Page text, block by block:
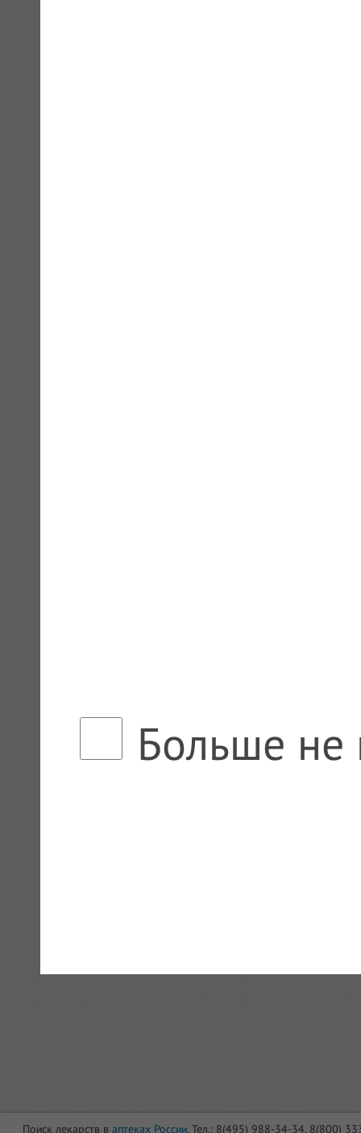
Поиск лекарств в аптеках России. Тел.: 8(495) 988-34-34, 8(800)
Больше не